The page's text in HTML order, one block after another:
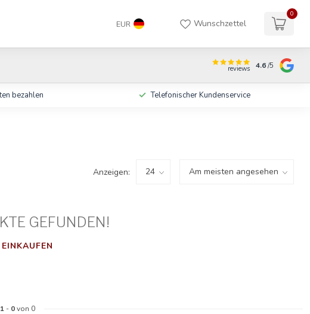
EUR Wunschzettel
0
reviews 4.6/5
bezahlen Telefonischer Kundenservice
Anzeigen:
GEFUNDEN!
1 - 0von 0